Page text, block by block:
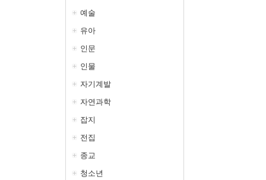
예술
유아
인문
인물
자기계발
자연과학
잡지
전집
종교
청소년